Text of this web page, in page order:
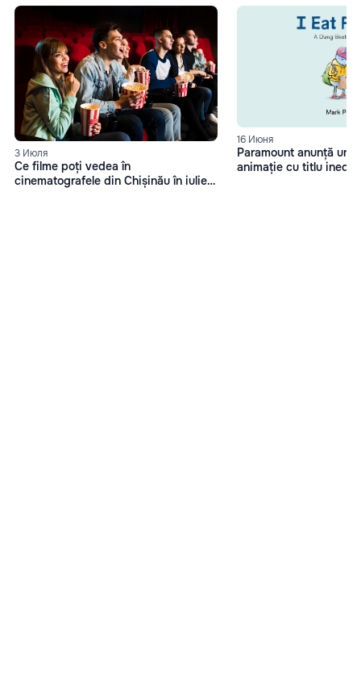
3 Июля
Ce filme poți vedea în
cinematografele din Chișinău în iulie
16 Июня
Paramount anunță un
animație cu titlu inedit: